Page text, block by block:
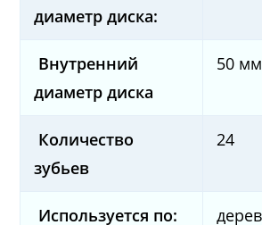
диаметр диска:
Внутренний
диаметр диска
50 мм
Количество
зубьев
24
Используется по: